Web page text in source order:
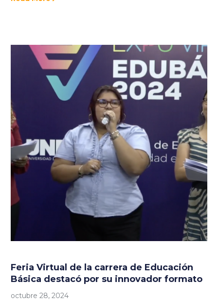
Feria Virtual de la carrera de Educación
Básica destacó por su innovador formato
octubre 28, 2024